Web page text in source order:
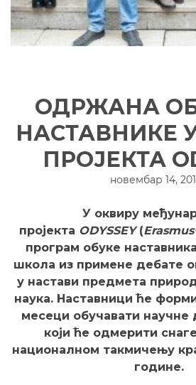
ОДРЖАНА
НАСТАВНИКЕ
ПРОЈЕКТА
новембар 14,
У оквиру
пројекта ODYSSEY(
програм обуке
школа из примене дебате
у настави предмета
наука. Наставници ће
месеци обучавати научне
који ће одмерити
националном такмичењу
године.